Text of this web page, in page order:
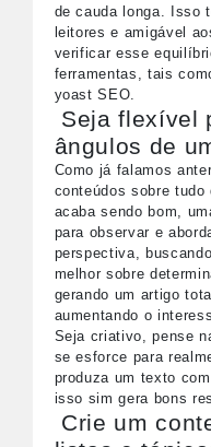
de cauda longa. Isso
leitores e amigável
verificar esse
ferramentas, tais
yoast SEO.
Seja flexível
ângulos de
Como já falamos
conteúdos sobre
acaba sendo bom,
para observar e
perspectiva,
melhor sobre
gerando um artigo
aumentando o
Seja criativo, pense
se esforce para
produza um texto
isso sim gera bons
Crie um